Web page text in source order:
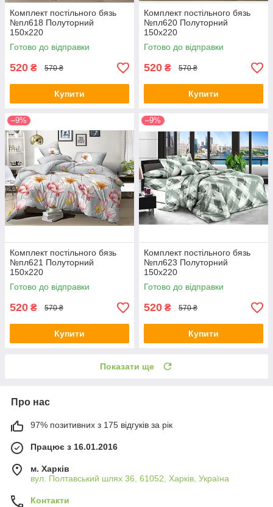
Комплект постільного бязь
№пл618 Полуторний
150х220
Готово до відправки
520 ₴ 570 ₴
Купити
Комплект постільного бязь
№пл620 Полуторний
150х220
Готово до відправки
520 ₴ 570 ₴
Купити
–9%
Комплект постільного бязь
№пл621 Полуторний
150х220
Готово до відправки
520 ₴ 570 ₴
Купити
–9%
Комплект постільного бязь
№пл623 Полуторний
150х220
Готово до відправки
520 ₴ 570 ₴
Купити
Показати ще
Про нас
97% позитивних з 175 відгуків за рік
Працює з 16.01.2016
м. Харків
вул. Полтавський шлях 36, 61052, Харків, Україна
Контакти